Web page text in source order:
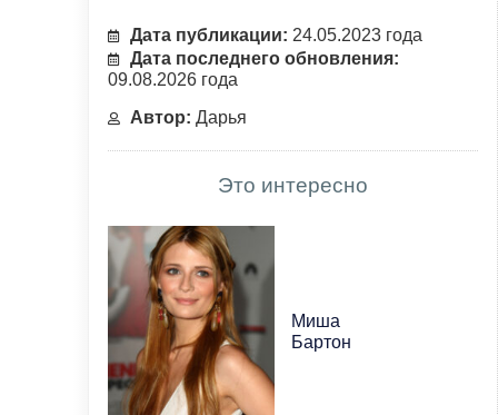
Дата публикации: 24.05.2023 года
Дата последнего обновления:
09.08.2026 года
Автор: Дарья
Это интересно
Миша
Бартон